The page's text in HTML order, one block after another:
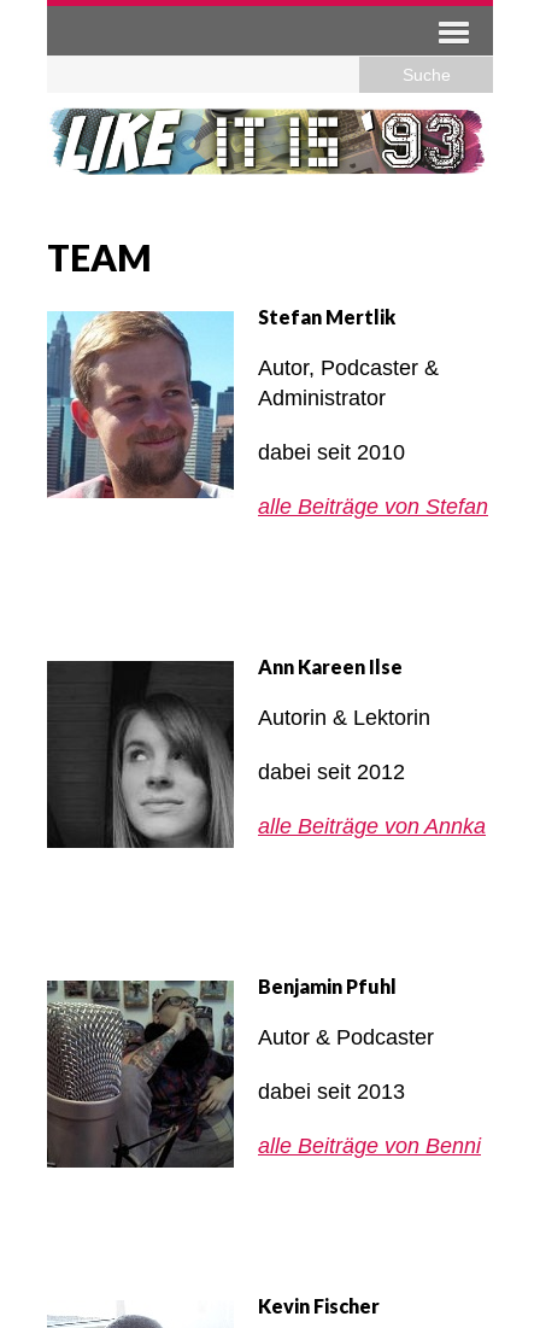
TEAM
Stefan Mertlik
Autor, Podcaster &
Administrator
dabei seit 2010
alle Beiträge von Stefan
Ann Kareen Ilse
Autorin & Lektorin
dabei seit 2012
alle Beiträge von Annka
Benjamin Pfuhl
Autor & Podcaster
dabei seit 2013
alle Beiträge von Benni
Kevin Fischer